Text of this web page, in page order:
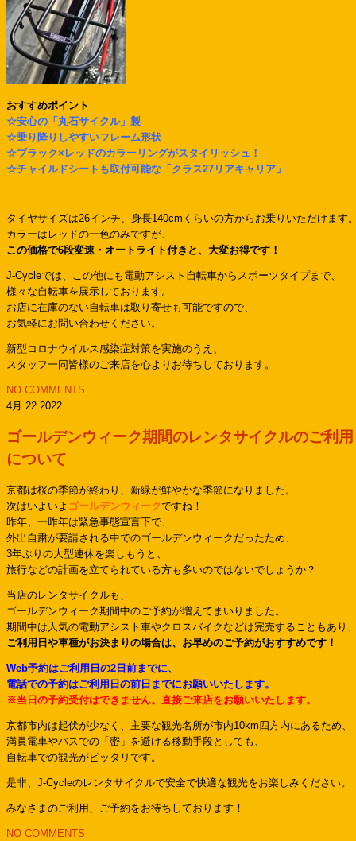
おすすめポイント
☆安心の「丸石サイクル」製
☆乗り降りしやすいフレーム形状
☆ブラック×レッドのカラーリングがスタイリッシュ！
☆チャイルドシートも取付可能な「クラス27リアキャリア」
タイヤサイズは26インチ、身長140cmくらいの方からお乗りいただけます
カラーはレッドの一色のみですが、
この価格で6段変速・オートライト付きと、大変お得です！
J-Cycleでは、この他にも電動アシスト自転車からスポーツタイプまで、
様々な自転車を展示しております。
お店に在庫のない自転車は取り寄せも可能ですので、
お気軽にお問い合わせください。
新型コロナウイルス感染症対策を実施のうえ、
スタッフ一同皆様のご来店を心よりお待ちしております。
NO COMMENTS
4月 22 2022
ゴールデンウィーク期間のレンタサイクルのご利用
について
京都は桜の季節が終わり、新緑が鮮やかな季節になりました。
次はいよいよ ゴールデンウィークですね！
昨年、一昨年は緊急事態宣言下で、
外出自粛が要請される中でのゴールデンウィークだったため、
3年ぶりの大型連休を楽しもうと、
旅行などの計画を立てられている方も多いのではないでしょうか？
当店のレンタサイクルも、
ゴールデンウィーク期間中のご予約が増えてまいりました。
期間中は人気の電動アシスト車やクロスバイクなどは完売することもあり
ご利用日や車種がお決まりの場合は、お早めのご予約がおすすめです！
Web予約はご利用日の2日前までに、
電話での予約はご利用日の前日までにお願いいたします。
※当日の予約受付はできません。直接ご来店をお願いいたします。
京都市内は起伏が少なく、主要な観光名所が市内10km四方内にあるため、
満員電車やバスでの「密」を避ける移動手段としても、
自転車での観光がピッタリです。
是非、J-Cycleのレンタサイクルで安全で快適な観光をお楽しみください。
みなさまのご利用、ご予約をお待ちしております！
NO COMMENTS